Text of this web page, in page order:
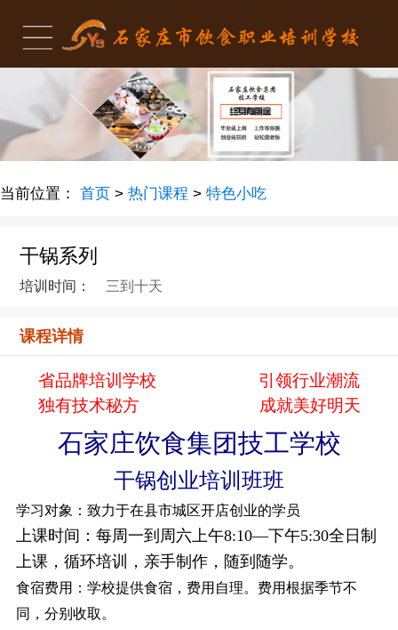
当前位置： 首页 > 热门课程 > 特色小吃
干锅系列
培训时间： 三到十天
课程详情
省品牌培训学校
引领行业潮流
独有技术秘方
成就美好明天
石家庄饮食集团技工学校
干锅创业培训班班
学习对象： 致力于在县市城区开店创业的学员
上课时间： 每周一到周六上午8:10—下午5:30全日制
上课，循环培训，亲手制作，随到随学。
食宿费用： 学校提供食宿，费用自理。费用根据季节不
同，分别收取。